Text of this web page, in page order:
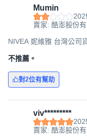
Mumin
賣家: 酷澎股份
NIVEA 妮維雅 台灣公司
不推薦。
對2位有幫助
viv*********
賣家: 酷澎股份